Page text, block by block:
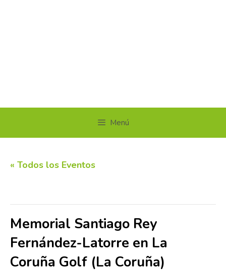
Menú
« Todos los Eventos
Memorial Santiago Rey
Fernández-Latorre en La
Coruña Golf (La Coruña)